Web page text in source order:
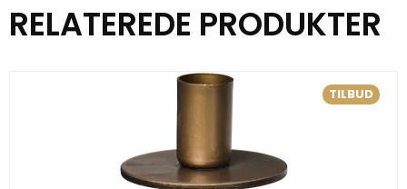
RELATEREDE PRODUKTER
TILBUD